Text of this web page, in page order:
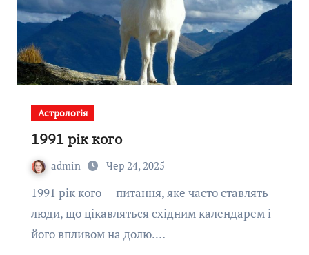
Астрологія
1991 рік кого
admin Чер 24, 2025
1991 рік кого — питання, яке часто ставлять
люди, що цікавляться східним календарем і
його впливом на долю.…